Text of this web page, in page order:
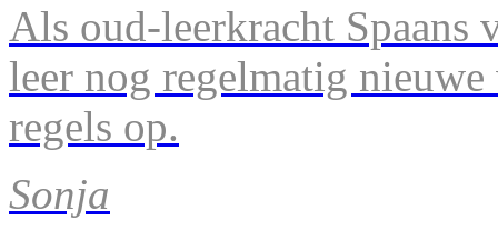
Als oud-leerkracht
leer nog regelmatig
regels op.
Sonja